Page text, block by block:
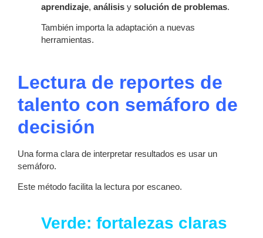
aprendizaje, análisis y solución de problemas.
También importa la adaptación a nuevas
herramientas.
Lectura de reportes de
talento con semáforo de
decisión
Una forma clara de interpretar resultados es usar un
semáforo.
Este método facilita la lectura por escaneo.
Verde: fortalezas claras